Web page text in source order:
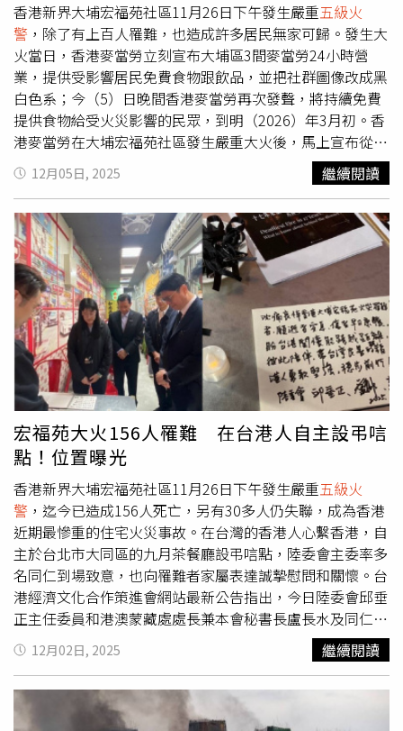
香港新界大埔宏福苑社區11月26日下午發生嚴重五級火
警 ，除了有上百人罹難，也造成許多居民無家可歸。發生大
火當日，香港麥當勞立刻宣布大埔區3間麥當勞24小時營
業，提供受影響居民免費食物跟飲品，並把社群圖像改成黑
白色系；今（5）日晚間香港麥當勞再次發聲，將持續免費
提供食物給受火災影響的民眾，到明（2026）年3月初。香
港麥當勞在大埔宏福苑社區發生嚴重大火後，馬上宣布從當
晚開始提供免費食物給受災的居民，隔日一早更送出1000
份早餐到收留中心體育館等地，給突然無家可歸的民眾實質
幫助；香港麥當勞的善舉受到許多香港網友誇讚，還有人注
意到業者把頭像也以黑白色取代招牌紅黃色。今日香港麥當
勞再度於官方社群發聲，「未來三個月，3間24小時營業大
埔區麥當勞（大埔墟、太和及昌運）會繼續為受影響的居民
及有關人士提供免費食物及飲品至2026年3月初」，並強調
「我們亦會一直與社會福利署保持聯繫，每天到社區中心向
受影響人士送上早餐，給予關懷及支持」。最後香港麥當勞
承諾，「會繼續為大家麥麥送暖」。香港新界大埔宏福苑11
月26日發生大火，釀159人死亡，其中包括一名殉職消防
員，另有逾30人下落不明。據《香港01》報導，醫管局接
受的79名火災傷者，均已脫離危險期，其中49人已出院，6
人情況較嚴重、24人情況穩定，繼續接受治療觀察。 在
12月05日, 2025 繼續閱讀
宏福苑大火156人罹難 在台港人自主設弔唁
點！位置曝光
香港新界大埔宏福苑社區11月26日下午發生嚴重五級火
警 ，迄今已造成156人死亡，另有30多人仍失聯，成為香港
近期最慘重的住宅火災事故。在台灣的香港人心繫香港，自
主於台北市大同區的九月茶餐廳設弔唁點，陸委會主委率多
名同仁到場致意，也向罹難者家屬表達誠摯慰問和關懷。台
港經濟文化合作策進會網站最新公告指出，今日陸委會邱垂
正主任委員和港澳蒙藏處處長兼本會秘書長盧長水及同仁，
專程前往由在台港人設置的弔唁點「九月茶餐廳」致意。陸
委會主委邱垂正留言寫下，「沉痛哀悼香港大埔宏福苑火災
罹難者，願逝者安息、傷者早日康復，盼台港關懷能跨越距
離，彼此陪伴，帶台灣良善的祝福，港人勇敢堅強，穩步前
行！」並向傷者、受災戶和罹難者家屬表達誠摯的慰問和關
12月02日, 2025 繼續閱讀